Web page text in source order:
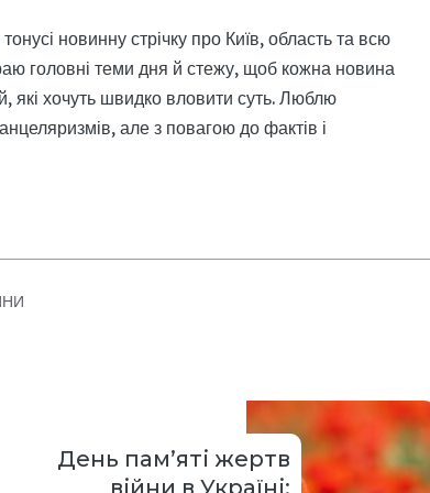
новинну стрічку про Київ, область та всю
головні теми дня й стежу, щоб кожна новина
хочуть швидко вловити суть. Люблю
але з повагою до фактів і
День пам’яті жертв
війни в Україні: